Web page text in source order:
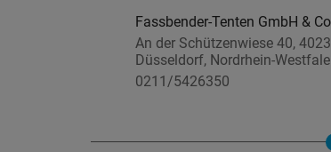
Fassbender-Tenten GmbH &
An der Schützenwiese 40,
Düsseldorf, Nordrhein-
0211/5426350